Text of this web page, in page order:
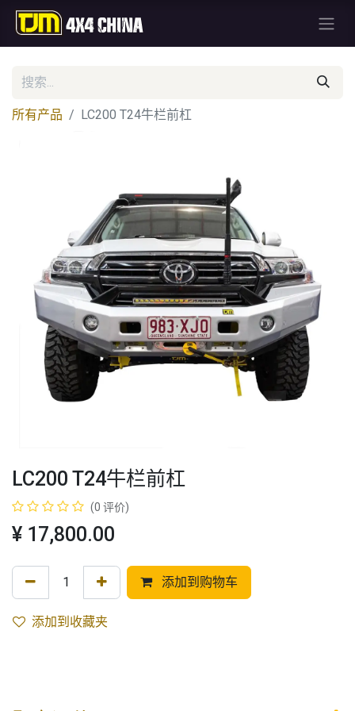
所有产品 LC200 T24牛栏前杠
LC200 T24牛栏前杠
(0 评价)
¥ 17,800.00
添加到购物车
添加到收藏夹